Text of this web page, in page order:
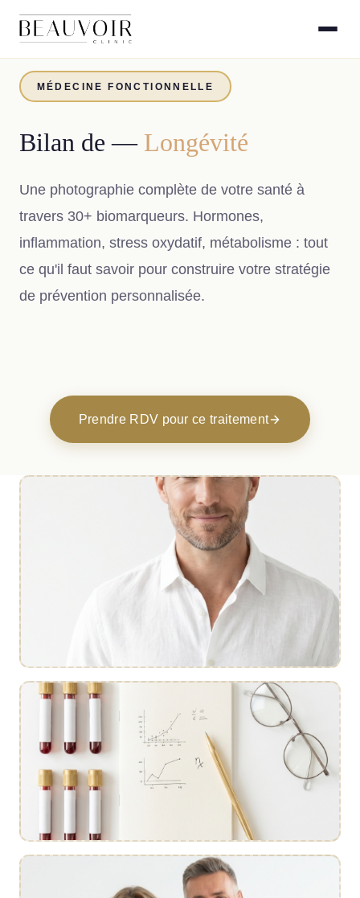
MÉDECINE FONCTIONNELLE
Bilan de — Longévité
Une photographie complète de votre santé à
travers 30+ biomarqueurs. Hormones,
inflammation, stress oxydatif, métabolisme : tout
ce qu'il faut savoir pour construire votre stratégie
de prévention personnalisée.
Prendre RDV pour ce traitement
Bilan sanguin
Consultation